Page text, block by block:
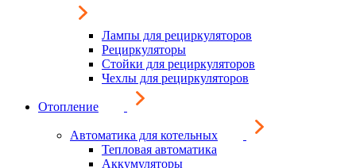
Лампы для рециркуляторов
Рециркуляторы
Стойки для рециркуляторов
Чехлы для рециркуляторов
Отопление
Автоматика для котельных
Тепловая автоматика
Аккумуляторы